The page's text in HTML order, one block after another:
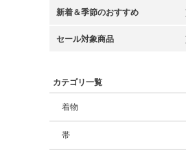
新着＆季節のおすすめ
セール対象商品
カテゴリ一覧
着物
帯